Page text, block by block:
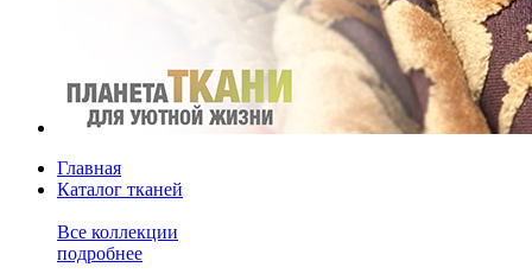
Главная
Каталог тканей
Все коллекции
подробнее